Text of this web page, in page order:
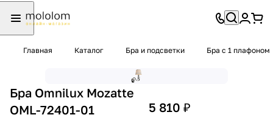
Главная Каталог Бра и подсветки Бра с 1 плафоном
Бра Omnilux Mozatte
OML-72401-01
5 810 ₽